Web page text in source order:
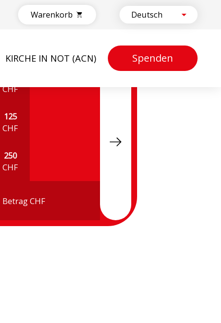
Warenkorb
KIRCHE IN NOT (ACN) Spenden
CHF
125
CHF
250
CHF